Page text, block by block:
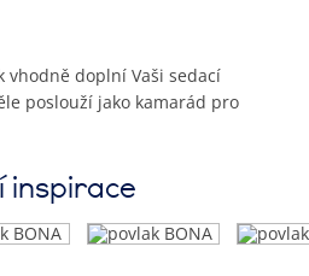
vhodně doplní Vaši sedací
poslouží jako kamarád pro
inspirace